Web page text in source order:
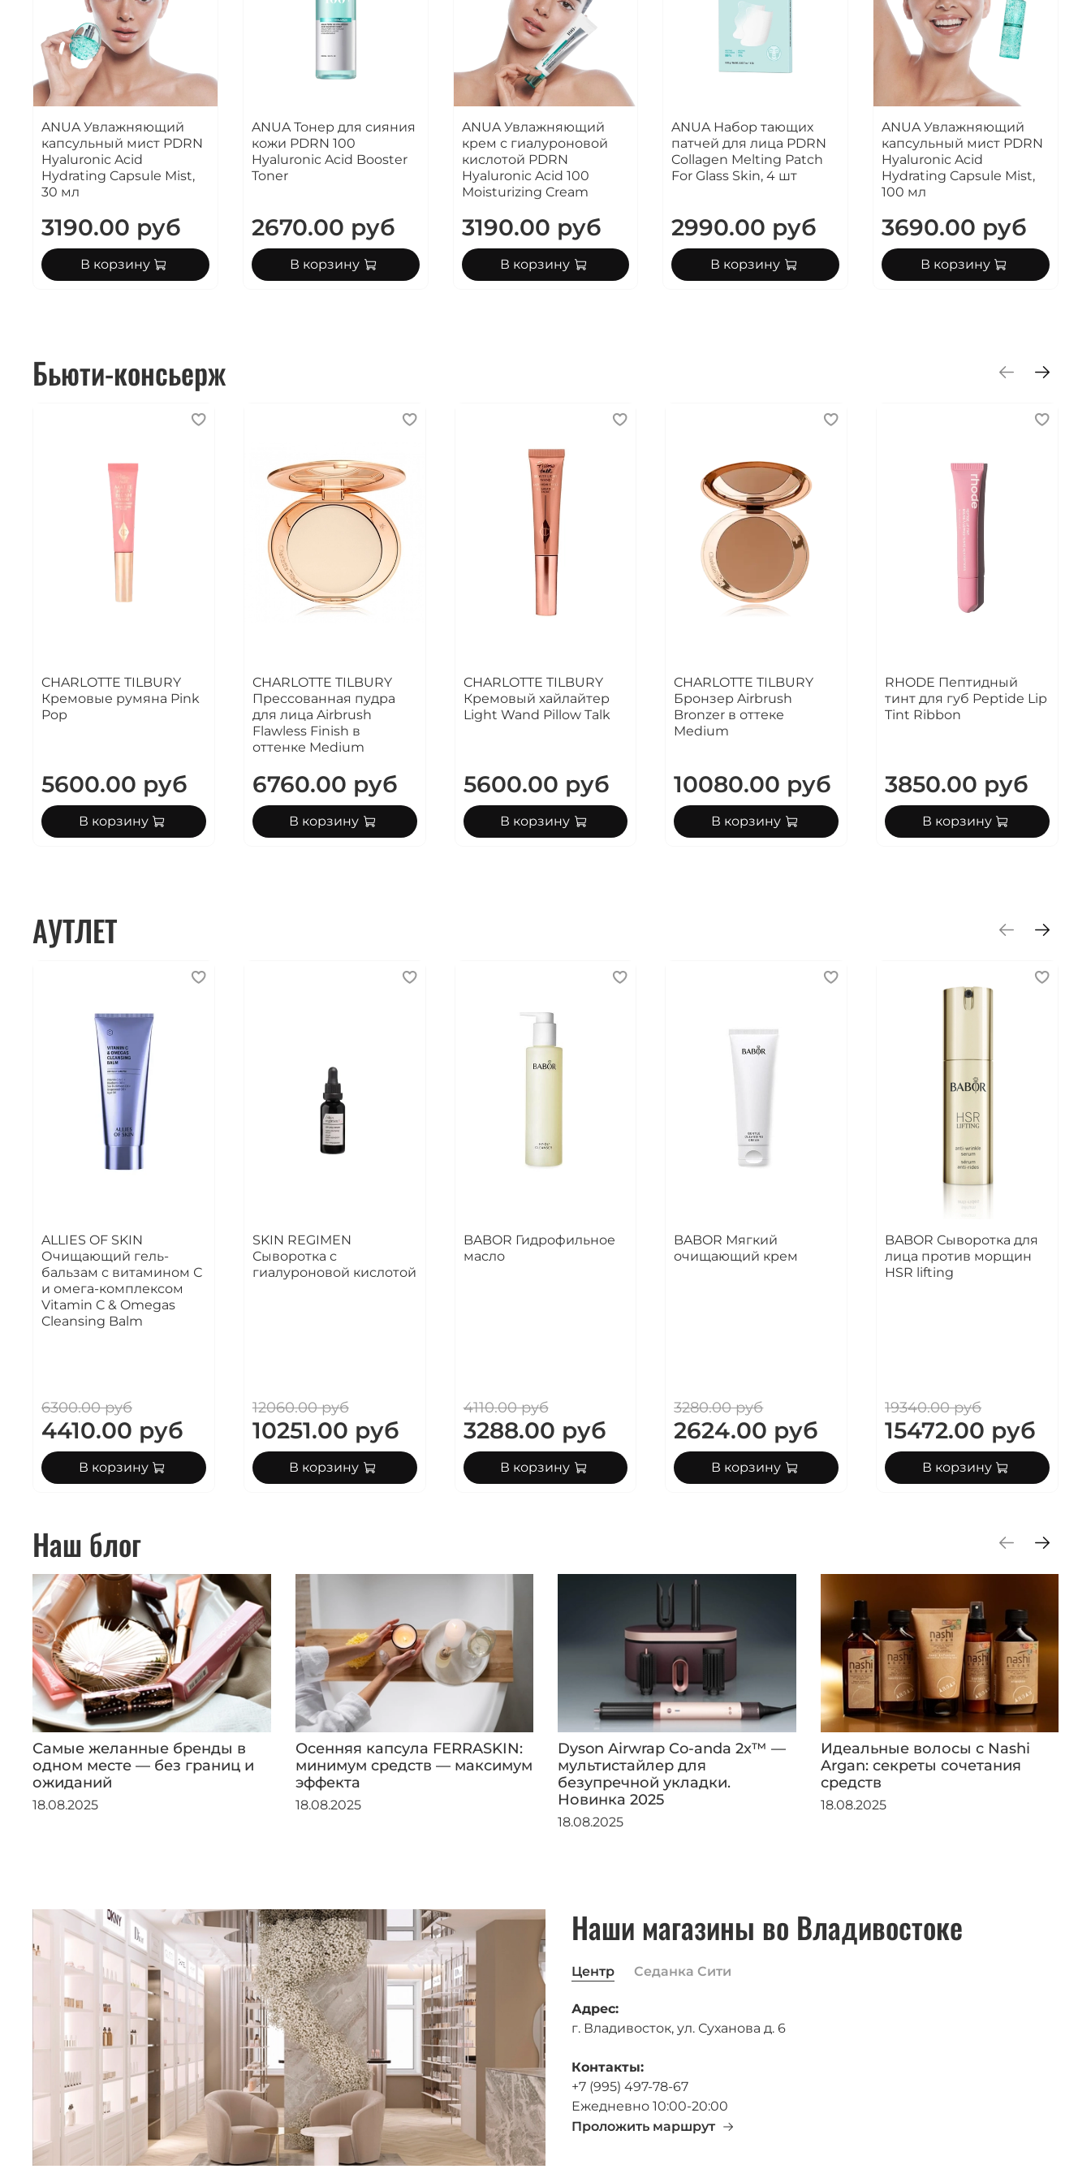
ANUA Увлажняющий
капсульный мист PDRN
Hyaluronic Acid
Hydrating Capsule Mist,
30 мл
3190.00 руб
В корзину
ANUA Тонер для сияния
кожи PDRN 100
Hyaluronic Acid Booster
Toner
2670.00 руб
В корзину
ANUA Увлажняющий
крем с гиалуроновой
кислотой PDRN
Hyaluronic Acid 100
Moisturizing Cream
3190.00 руб
В корзину
ANUA Набор тающих
патчей для лица PDRN
Collagen Melting Patch
For Glass Skin, 4 шт
2990.00 руб
В корзину
ANUA Увлажняющий
капсульный мист PDRN
Hyaluronic Acid
Hydrating Capsule Mist,
100 мл
3690.00 руб
В корзину
Бьюти-консьерж
CHARLOTTE TILBURY
Кремовые румяна Pink
Pop
5600.00 руб
В корзину
CHARLOTTE TILBURY
Прессованная пудра
для лица Airbrush
Flawless Finish в
оттенке Medium
6760.00 руб
В корзину
CHARLOTTE TILBURY
Кремовый хайлайтер
Light Wand Pillow Talk
5600.00 руб
В корзину
CHARLOTTE TILBURY
Бронзер Airbrush
Bronzer в оттеке
Medium
10080.00 руб
В корзину
RHODE Пептидный
тинт для губ Peptide Lip
Tint Ribbon
3850.00 руб
В корзину
АУТЛЕТ
ALLIES OF SKIN
Очищающий гель-
бальзам с витамином С
и омега-комплексом
Vitamin C & Omegas
Cleansing Balm
6300.00 руб
4410.00 руб
В корзину
SKIN REGIMEN
Сыворотка с
гиалуроновой кислотой
12060.00 руб
10251.00 руб
В корзину
BABOR Гидрофильное
масло
4110.00 руб
3288.00 руб
В корзину
BABOR Мягкий
очищающий крем
3280.00 руб
2624.00 руб
В корзину
BABOR Сыворотка для
лица против морщин
HSR lifting
19340.00 руб
15472.00 руб
В корзину
Наш блог
Самые желанные бренды в
одном месте — без границ и
ожиданий
18.08.2025
Осенняя капсула FERRASKIN:
минимум средств — максимум
эффекта
18.08.2025
Dyson Airwrap Co-anda 2x™ —
мультистайлер для
безупречной укладки.
Новинка 2025
18.08.2025
Идеальные волосы с Nashi
Argan: секреты сочетания
средств
18.08.2025
Наши магазины во Владивостоке
Центр Седанка Сити
Адрес:
г. Владивосток, ул. Суханова д. 6
Контакты:
+7 (995) 497-78-67
Ежедневно 10:00-20:00
Проложить маршрут